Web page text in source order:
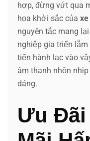
hợp, đừng vứt qua
họa khởi sắc của
nguyên tắc mang
nghiệp gia triển
tiến hành lạc vào
âm thanh nhộn
dáng.
Ưu Đãi